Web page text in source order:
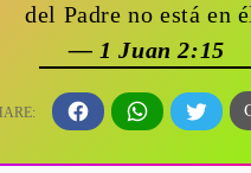
del Padre no está en
— 1 Juan 2:15